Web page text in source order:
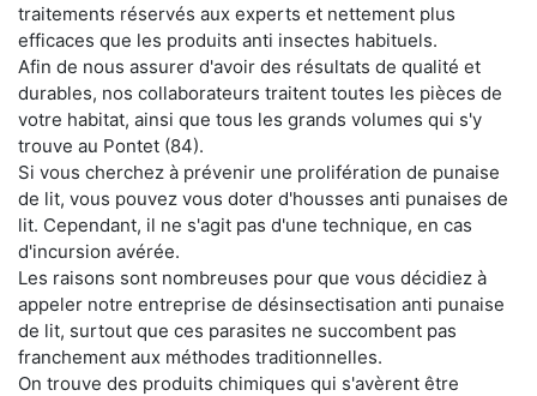
traitements réservés aux experts et nettement plus
efficaces que les produits anti insectes habituels.
Afin de nous assurer d'avoir des résultats de qualité et
durables, nos collaborateurs traitent toutes les pièces de
votre habitat, ainsi que tous les grands volumes qui s'y
trouve au Pontet (84).
Si vous cherchez à prévenir une prolifération de punaise
de lit, vous pouvez vous doter d'housses anti punaises de
lit. Cependant, il ne s'agit pas d'une technique, en cas
d'incursion avérée.
Les raisons sont nombreuses pour que vous décidiez à
appeler notre entreprise de désinsectisation anti punaise
de lit, surtout que ces parasites ne succombent pas
franchement aux méthodes traditionnelles.
On trouve des produits chimiques qui s'avèrent être